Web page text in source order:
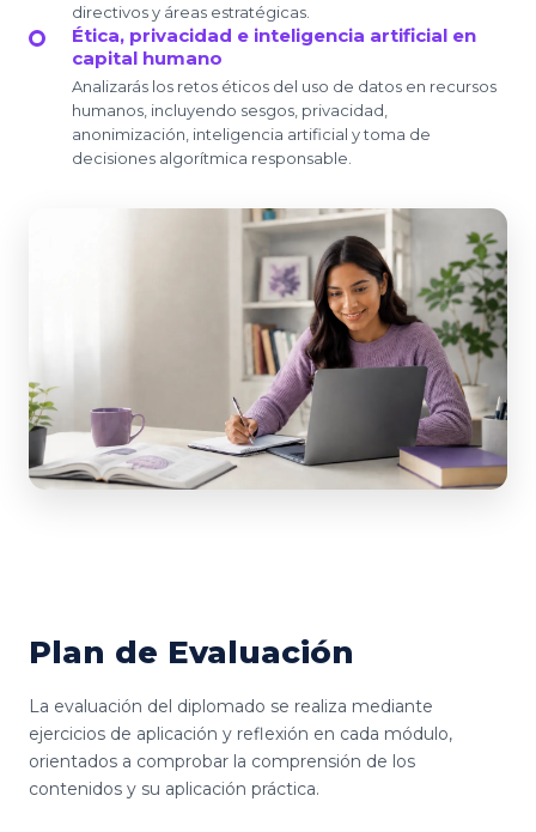
directivos y áreas estratégicas.
Ética, privacidad e inteligencia artificial en
capital humano
Analizarás los retos éticos del uso de datos en recursos
humanos, incluyendo sesgos, privacidad,
anonimización, inteligencia artificial y toma de
decisiones algorítmica responsable.
Plan de Evaluación
La evaluación del diplomado se realiza mediante
ejercicios de aplicación y reflexión en cada módulo,
orientados a comprobar la comprensión de los
contenidos y su aplicación práctica.